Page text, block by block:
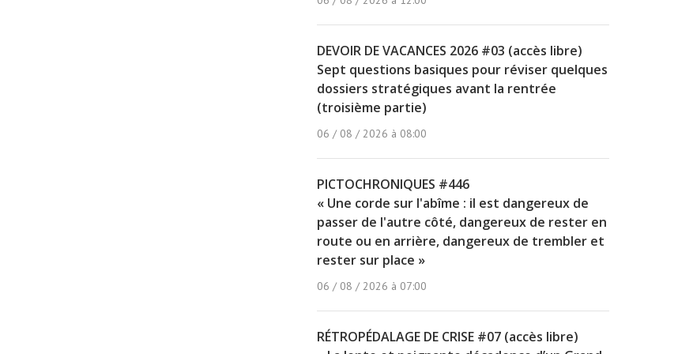
DEVOIR DE VACANCES 2026 #03 (accès libre)
Sept questions basiques pour réviser quelques
dossiers stratégiques avant la rentrée
(troisième partie)
06 / 08 / 2026 à 08:00
PICTOCHRONIQUES #446
« Une corde sur l'abîme : il est dangereux de
passer de l'autre côté, dangereux de rester en
route ou en arrière, dangereux de trembler et
rester sur place »
06 / 08 / 2026 à 07:00
RÉTROPÉDALAGE DE CRISE #07 (accès libre)